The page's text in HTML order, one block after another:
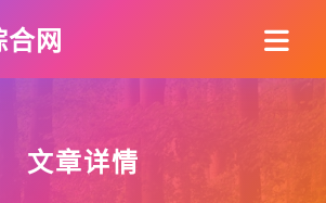
网
文章详情